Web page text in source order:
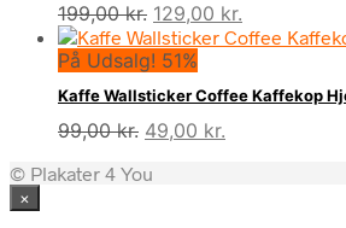
199,00kr. Den
oprindelige
pris
var:
199,00 kr..
129,00 kr.
aktuelle
er:
129,00 kr..
På Udsalg! 51%
Kaffe Wallsticker Coffee Kaffekop
99,00kr. Den
pris
49,00 kr.
© Plakater 4 You
×